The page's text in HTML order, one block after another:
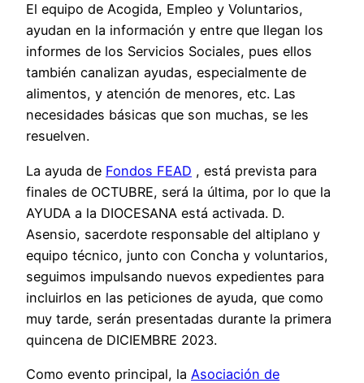
El equipo de Acogida, Empleo y Voluntarios,
ayudan en la información y entre que llegan los
informes de los Servicios Sociales, pues ellos
también canalizan ayudas, especialmente de
alimentos, y atención de menores, etc. Las
necesidades básicas que son muchas, se les
resuelven.
La ayuda de Fondos FEAD , está prevista para
finales de OCTUBRE, será la última, por lo que la
AYUDA a la DIOCESANA está activada. D.
Asensio, sacerdote responsable del altiplano y
equipo técnico, junto con Concha y voluntarios,
seguimos impulsando nuevos expedientes para
incluirlos en las peticiones de ayuda, que como
muy tarde, serán presentadas durante la primera
quincena de DICIEMBRE 2023.
Como evento principal, la Asociación de